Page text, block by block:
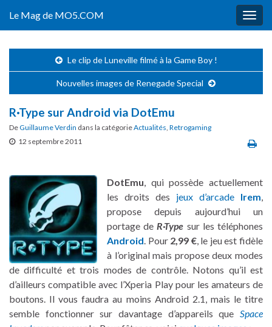
Le Mag de MO5.COM
Le clip de Luneville filmé à la Game Boy !
Nouvelles images de Renegade Special
R·Type sur Android via DotEmu
DeGuillaume Verdin dans la catégorieActualités, Retrogaming
12 septembre 2011
DotEmu, qui possède actuellement
les droits des jeux d’arcade Irem,
propose depuis aujourd’hui un
portage deR·Type sur les téléphones
Android. Pour 2,99 €, le jeu est fidèle
à l’original mais propose deux modes
de difficulté et trois modes de contrôle. Notons qu’il est
d’ailleurs compatible avec l’Xperia Play pour les amateurs de
boutons. Il vous faudra au moins Android 2.1, mais le titre
semble fonctionner sur davantage d’appareils que Space